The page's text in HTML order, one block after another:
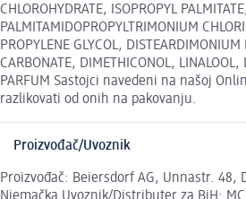
CHLOROHYDRATE, ISOPROPYL
PALMITAMIDOPROPYLTRIMONIUM
PROPYLENE GLYCOL, DISTEARDIMONIUM
CARBONATE, DIMETHICONOL, LINALOOL,
PARFUM Sastojci navedeni na našoj
razlikovati od onih na pakovanju.
Proizvođač/Uvoznik
Proizvođač: Beiersdorf AG, Unnastr. 48,